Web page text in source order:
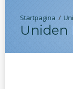
Uniden